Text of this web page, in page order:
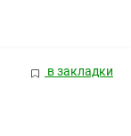
в закладки